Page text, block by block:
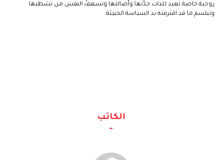
روحية خاصة تعيد للذات جدَّتها وأصالتها وتسعفُ النفس من تشظيها
وتبلسم ما قد اقترفته يد السياسة الخبيثة.
الكاتب